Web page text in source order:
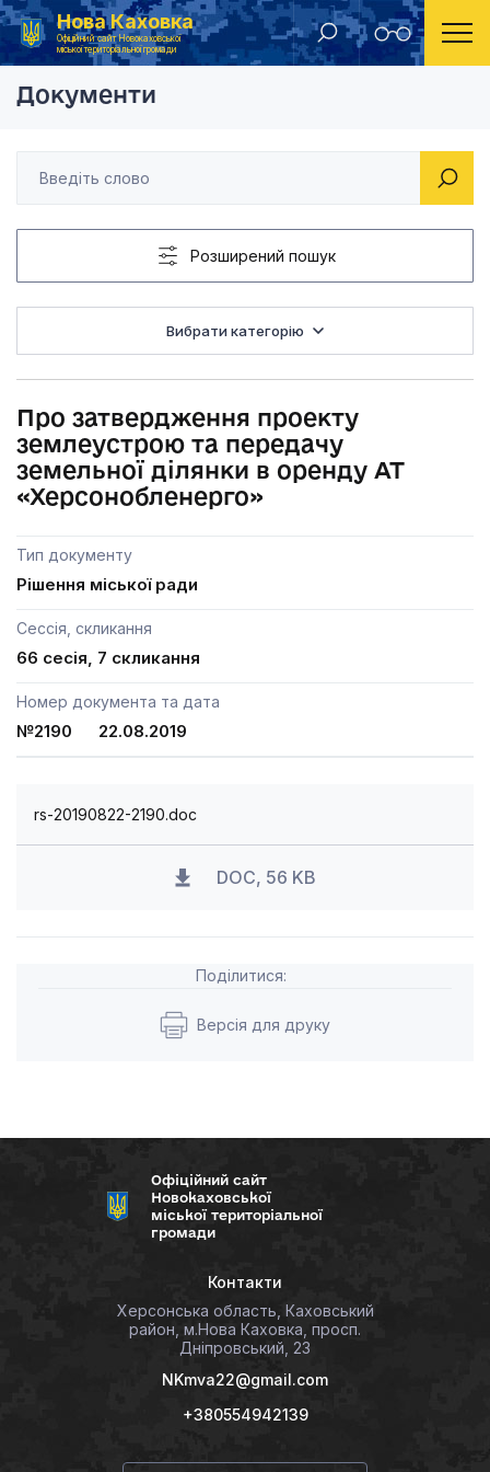
Нова Каховка
Офіційний сайт Новокаховської
міської територіальної громади
Головна Рішення Новокаховської міської ради 2019 рік Про затвердження
Документи
Розширений пошук
Вибрати категорію
Про затвердження проекту
землеустрою та передачу
земельної ділянки в оренду АТ
«Херсонобленерго»
Тип документу
Рішення міської ради
Сессія, скликання
66 сесія, 7 скликання
Номер документа та дата
№2190 22.08.2019
rs-20190822-2190.doc
DOC, 56 KB
Поділитися:
Версія для друку
Офіційний сайт
Новокаховської
міської територіальної
громади
Контакти
Херсонська область, Каховський
район, м.Нова Каховка, просп.
Дніпровський, 23
NKmva22@gmail.com
+380554942139